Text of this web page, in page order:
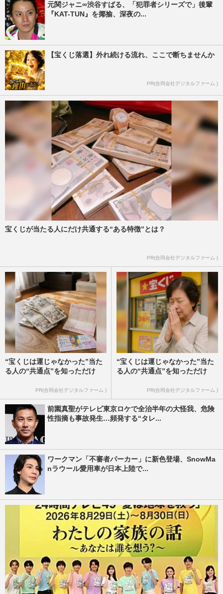
元関ジャニ∞渋谷すばる、「犯罪者シリーズで」後輩
『KAT-TUN』を揶揄、深夜の...
【宝くじ落選】外れ続ける流れ、ここで断ちませんか
PR(合同会社デジタルファーム )
宝くじが当たる人にだけ共通する“ある特徴”とは？
PR(合同会社デジタルファーム )
“宝くじは運じゃなかった”当た
る人の“共通点”を知っただけ
PR(合同会社デジタルファーム )
“宝くじは運じゃなかった”当た
る人の“共通点”を知っただけ
PR(合同会社デジタルファーム )
前園真聖がテレビ東京ロケで全治半年の大怪我、危険
性指摘も事故発生…頻発する“タレ...
ワークマン「不審者パーカー」に新色登場、SnowMa
nラウール愛用車が日本上陸で...